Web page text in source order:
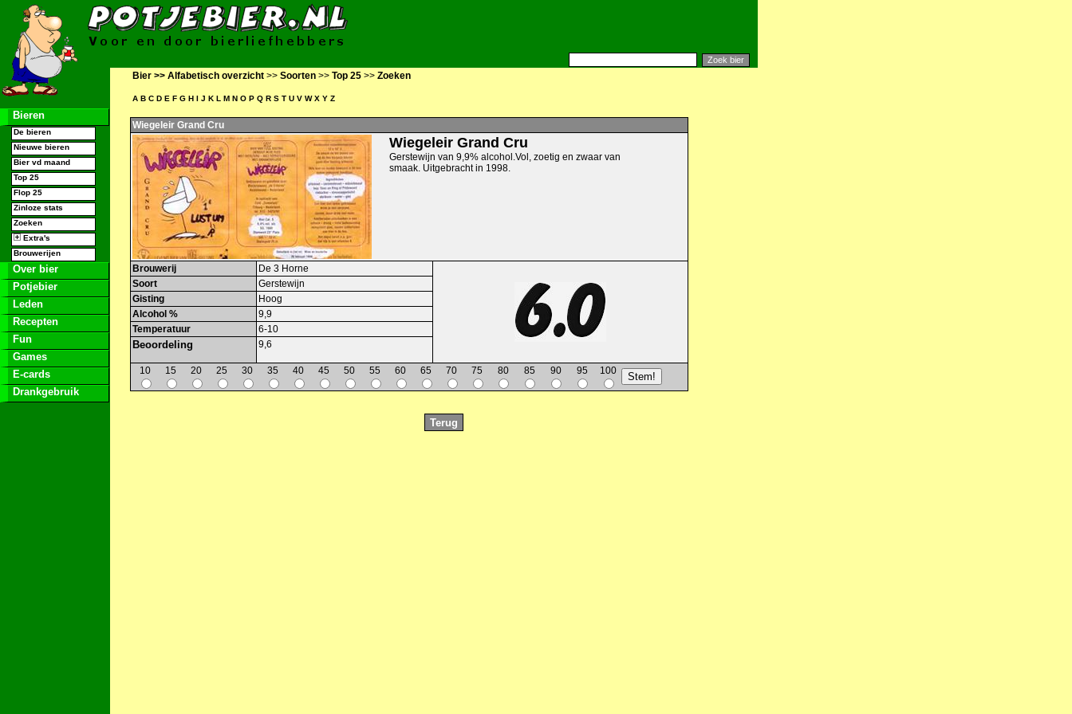
Bieren
De bieren
Nieuwe bieren
Bier vd maand
Top 25
Flop 25
Zinloze stats
Zoeken
Extra's
Brouwerijen
Over bier
Potjebier
Leden
Recepten
Fun
Games
E-cards
Drankgebruik
Bier >> Alfabetisch overzicht >> Soorten >> Top 25 >> Zoeken
A B C D E F G H I J K L M N O P Q R S T U V W X Y Z
Wiegeleir Grand Cru
Wiegeleir Grand Cru
Gerstewijn van 9,9% alcohol.Vol, zoetig en zwaar van
smaak. Uitgebracht in 1998.
Brouwerij
De 3 Horne
Soort
Gerstewijn
Gisting
Hoog
Alcohol %
9,9
Temperatuur
6-10
Beoordeling 9,6
10 15 20 25 30 35 40 45 50 55 60 65 70 75 80 85 90 95 100